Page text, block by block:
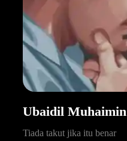
Ubaidil Muhaimin
Tiada takut jika itu benar